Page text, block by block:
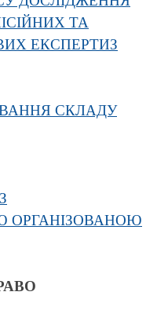
ТА
ЕКСПЕРТИЗ
СКЛАДУ
ОРГАНІЗОВАНОЮ